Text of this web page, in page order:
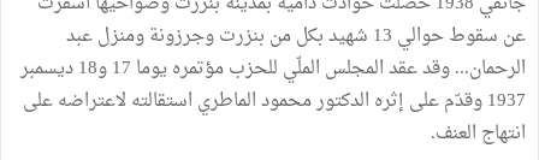
عن سقوط حوالي 13 شهيد بكل من بنزرت وجرزونة ومنزل عبد
الرحمان... وقد عقد المجلس الملّي للحزب مؤتمره يوما 17 و18 ديسمبر
1937 وقدّم على إثره الدكتور محمود الماطري استقالته لاعتراضه على
انتهاج العنف.